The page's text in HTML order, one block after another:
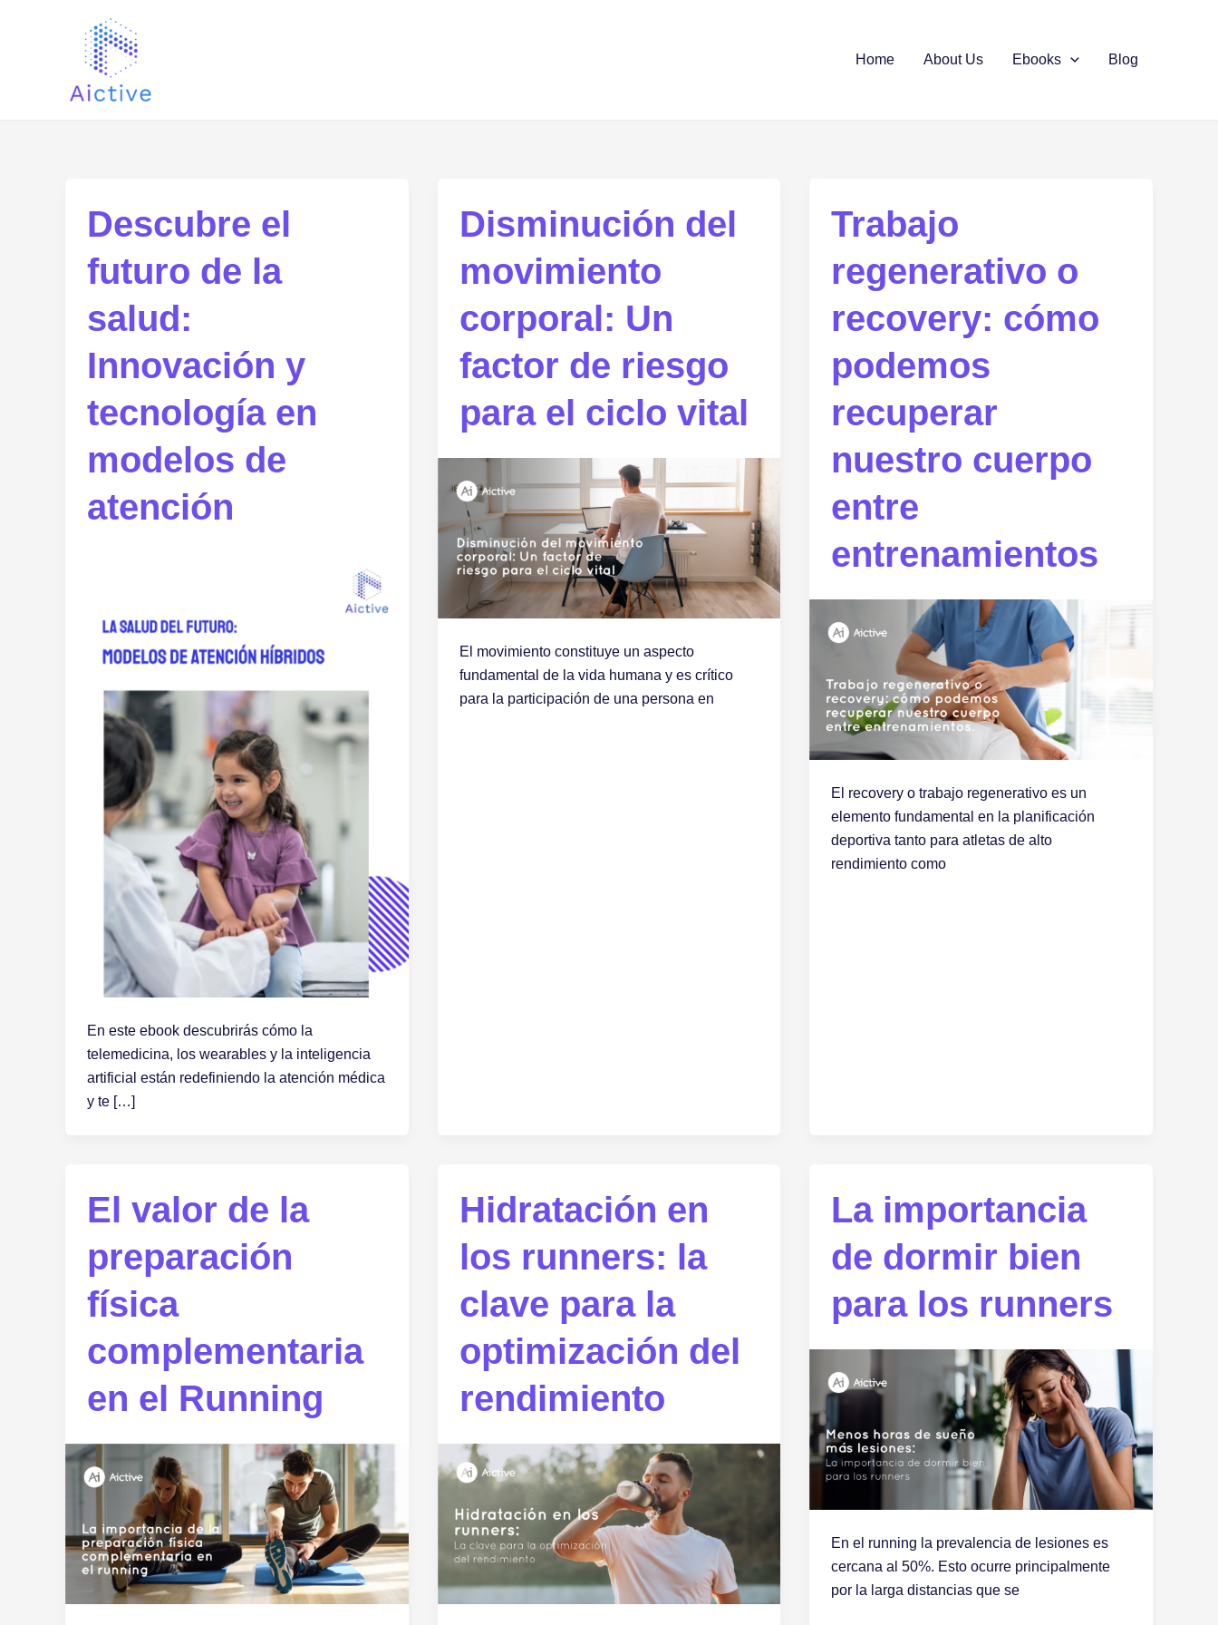
Home About Us Ebooks Blog
Descubre el
futuro de la
salud:
Innovación y
tecnología en
modelos de
atención
En este ebook descubrirás cómo la
telemedicina, los wearables y la inteligencia
artificial están redefiniendo la atención médica
y te […]
Disminución del
movimiento
corporal: Un
factor de riesgo
para el ciclo vital
El movimiento constituye un aspecto
fundamental de la vida humana y es crítico
para la participación de una persona en
Trabajo
regenerativo o
recovery: cómo
podemos
recuperar
nuestro cuerpo
entre
entrenamientos
El recovery o trabajo regenerativo es un
elemento fundamental en la planificación
deportiva tanto para atletas de alto
rendimiento como
El valor de la
preparación
física
complementaria
en el Running
Hidratación en
los runners: la
clave para la
optimización del
rendimiento
La importancia
de dormir bien
para los runners
En el running la prevalencia de lesiones es
cercana al 50%. Esto ocurre principalmente
por la larga distancias que se
entradas